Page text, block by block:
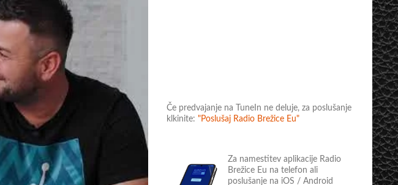
Če predvajanje na TuneIn ne deluje, za poslušanje
klkinite: "Poslušaj Radio Brežice Eu"
Za namestitev aplikacije Radio
Brežice Eu na telefon ali
poslušanje na iOS / Android